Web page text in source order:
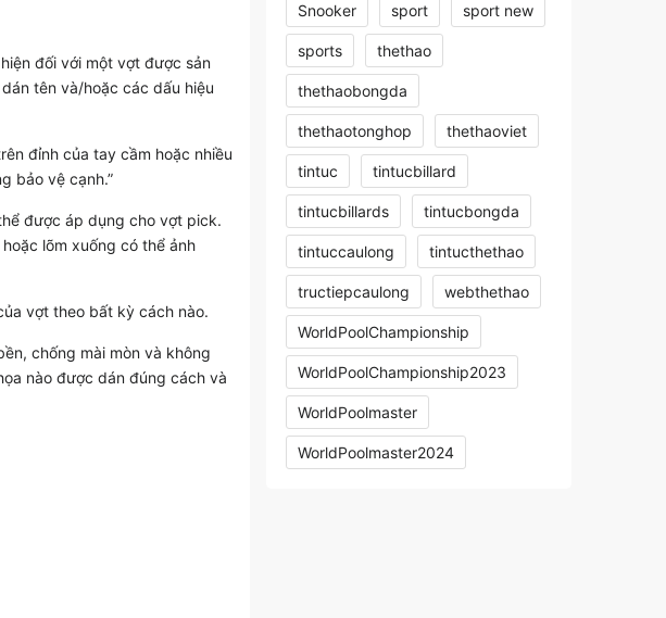
đối với một vợt được sản
tên và/hoặc các dấu hiệu
đỉnh của tay cầm hoặc nhiều
bảo vệ cạnh.”
được áp dụng cho vợt pick.
lõm xuống có thể ảnh
vợt theo bất kỳ cách nào.
chống mài mòn và không
nào được dán đúng cách và
Snooker sport sport new
sports thethao
thethaobongda
thethaotonghop thethaoviet
tintuc tintucbillard
tintucbillards tintucbongda
tintuccaulong tintucthethao
tructiepcaulong webthethao
WorldPoolChampionship
WorldPoolChampionship2023
WorldPoolmaster
WorldPoolmaster2024